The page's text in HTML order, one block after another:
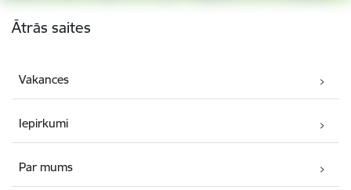
Kājene
Ātrās saites
Vakances
Iepirkumi
Par mums